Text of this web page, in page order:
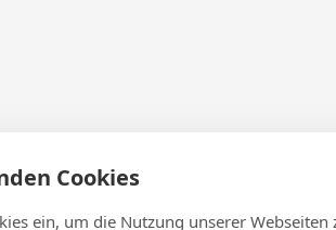
Cookies
ein, um die Nutzung unserer Webseiten